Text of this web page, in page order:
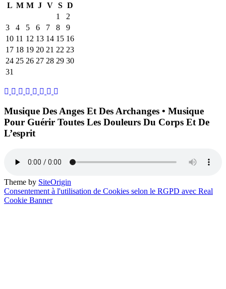
L M M J V S D
1
2
3
4 5 6 7 8
9
10 11 12 13 14 15 16
17 18 19 20 21 22 23
24 25 26 27 28 29 30
31
Musique Des Anges Et Des Archanges • Musique
Pour Guérir Toutes Les Douleurs Du Corps Et De
L’esprit
Theme by SiteOrigin
Consentement à l'utilisation de Cookies selon le RGPD avec Real
Cookie Banner